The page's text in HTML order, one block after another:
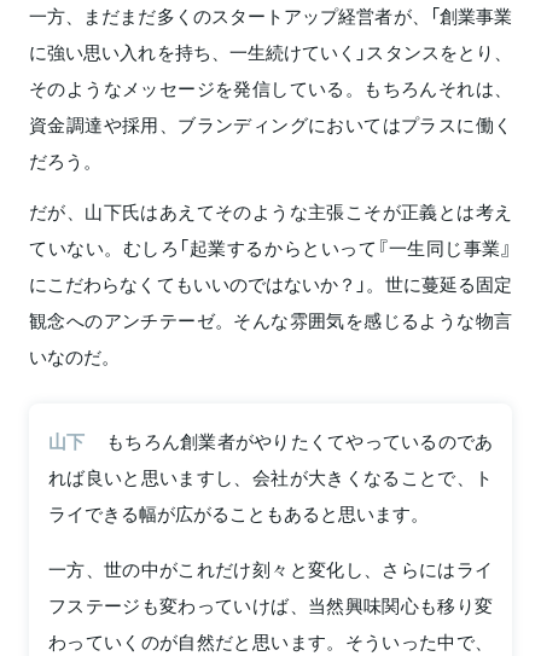
一方、まだまだ多くのスタートアップ経営者が、「創業事業
に強い思い入れを持ち、一生続けていく」スタンスをとり、
そのようなメッセージを発信している。もちろんそれは、
資金調達や採用、ブランディングにおいてはプラスに働く
だろう。
だが、山下氏はあえてそのような主張こそが正義とは考え
ていない。むしろ「起業するからといって『一生同じ事業』
にこだわらなくてもいいのではないか？」。世に蔓延る固定
観念へのアンチテーゼ。そんな雰囲気を感じるような物言
いなのだ。
山下
もちろん創業者がやりたくてやっているのであ
れば良いと思いますし、会社が大きくなることで、ト
ライできる幅が広がることもあると思います。
一方、世の中がこれだけ刻々と変化し、さらにはライ
フステージも変わっていけば、当然興味関心も移り変
わっていくのが自然だと思います。そういった中で、